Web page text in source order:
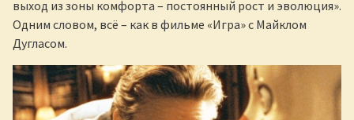
выход из зоны комфорта – постоянный рост и эволюция».
Одним словом, всё – как в фильме «Игра» с Майклом
Дугласом.